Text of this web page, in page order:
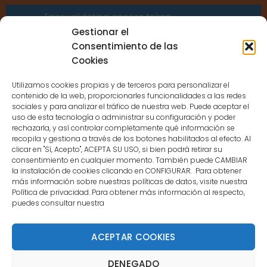
Gestionar el
Consentimiento de las
Cookies
Utilizamos cookies propias y de terceros para personalizar el
contenido de la web, proporcionarles funcionalidades a las redes
sociales y para analizar el tráfico de nuestra web. Puede aceptar el
uso de esta tecnología o administrar su configuración y poder
rechazarla, y así controlar completamente qué información se
recopila y gestiona a través de los botones habilitados al efecto. Al
clicar en "Sí, Acepto", ACEPTA SU USO, si bien podrá retirar su
consentimiento en cualquier momento. También puede CAMBIAR
la instalación de cookies clicando en CONFIGURAR. Para obtener
más información sobre nuestras políticas de datos, visite nuestra
Política de privacidad. Para obtener más información al respecto,
puedes consultar nuestra
ACEPTAR COOKIES
DENEGADO
Error validating access token:
Sessions for the user are not allowed
because the user is not a confirmed
CONTACTO
MENÚ PRINCIPAL
MI CUENTA
DOCUMENTACIÓN